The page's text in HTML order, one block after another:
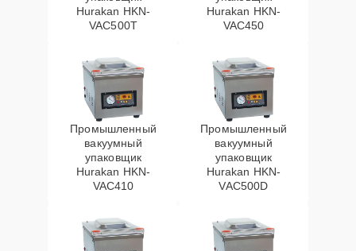
Hurakan HKN-
VAC500T
Hurakan HKN-
VAC450
Промышленный
вакуумный
упаковщик
Hurakan HKN-
VAC410
Промышленный
вакуумный
упаковщик
Hurakan HKN-
VAC500D